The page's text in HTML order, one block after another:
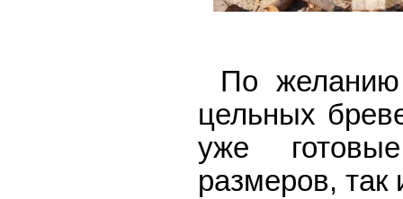
По
цельных
уже
размеров,